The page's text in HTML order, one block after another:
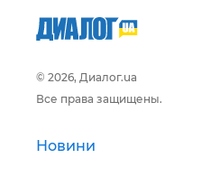
© 2026, Диалог.ua
Все права защищены.
Новини